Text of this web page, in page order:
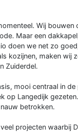
Wij
Maar een
doen we net zo
kozijnen, maken wij
Zuiderdel.
mooi centraal in
op Langedijk
betrokken.
projecten waarbij